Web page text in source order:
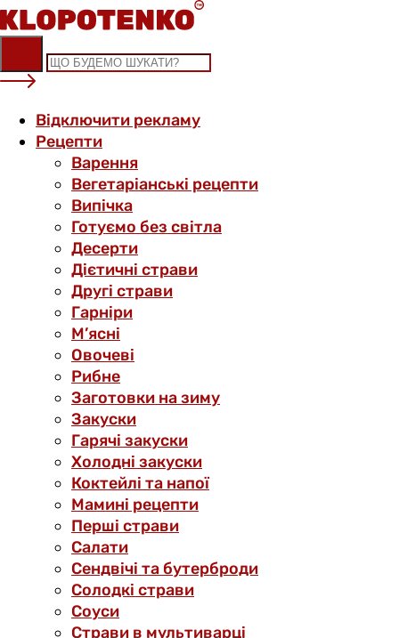
Skip
to
content
Відключити рекламу
Рецепти
Варення
Вегетаріанські рецепти
Випічка
Готуємо без світла
Десерти
Дієтичні страви
Другі страви
Гарніри
М’ясні
Овочеві
Рибне
Заготовки на зиму
Закуски
Гарячі закуски
Холодні закуски
Коктейлі та напої
Мамині рецепти
Перші страви
Салати
Сендвічі та бутерброди
Солодкі страви
Соуси
Страви в мультиварці